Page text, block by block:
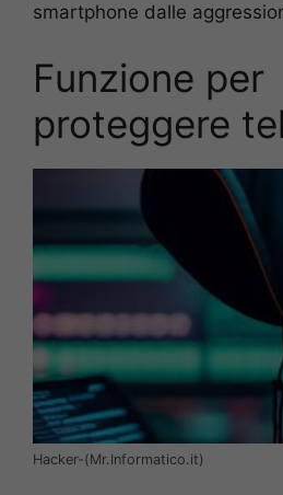
smartphone dalle
Funzione per
proteggere
Hacker-(Mr.Informatico.it)